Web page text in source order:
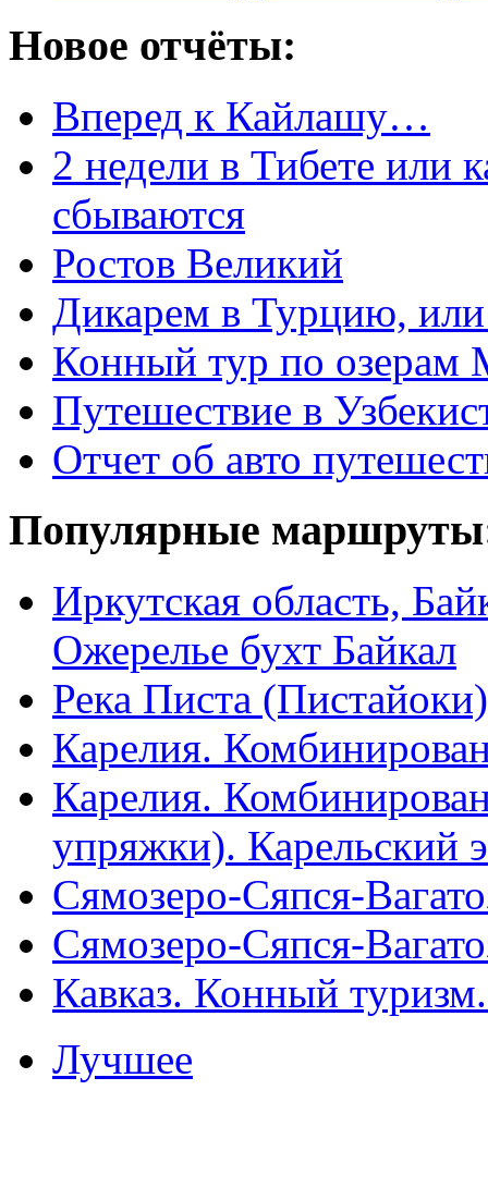
Новое отчёты:
Вперед к Кайлашу…
2 недели в Тибете или
сбываются
Ростов Великий
Дикарем в Турцию,
Конный тур по озерам
Путешествие в
Отчет об авто
Популярные
Иркутская область,
Ожерелье бухт Байкал
Река Писта (Пистайоки)
Карелия.
Карелия.
упряжки). Карельский
Сямозеро-Сяпся-
Сямозеро-Сяпся-
Кавказ. Конный
Лучшее